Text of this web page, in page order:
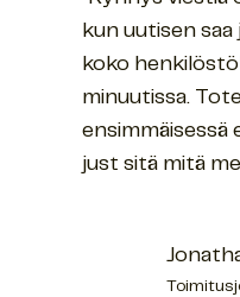
kun uutisen
koko
minuutissa.
ensimmäisessä
just sitä mitä